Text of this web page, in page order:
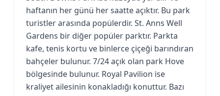
haftanın her günü her saatte açıktır. Bu park
turistler arasında popülerdir. St. Anns Well
Gardens bir diğer popüler parktır. Parkta
kafe, tenis kortu ve binlerce çiçeği barındıran
bahçeler bulunur. 7/24 açık olan park Hove
bölgesinde bulunur. Royal Pavilion ise
kraliyet ailesinin konakladığı konuttur. Bazı